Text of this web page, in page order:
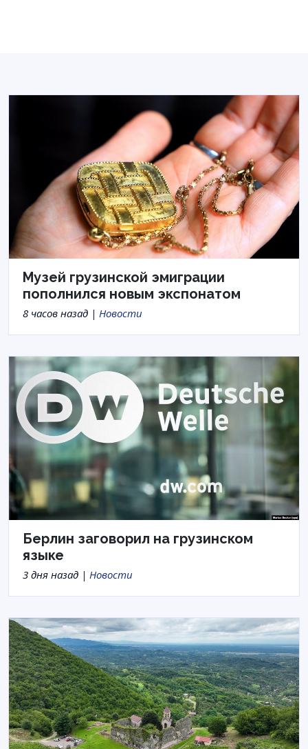
Музей грузинской эмиграции
пополнился новым экспонатом
8 часов назад | Новости
Берлин заговорил на грузинском
языке
3 дня назад | Новости